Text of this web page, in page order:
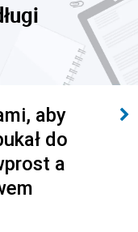
aby
do
a